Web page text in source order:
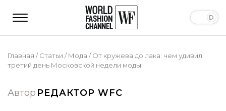
Главная /Статьи /Мода /От кружева до лака: чем удивил
третий день Московской недели моды
Автор РЕДАКТОР WFC